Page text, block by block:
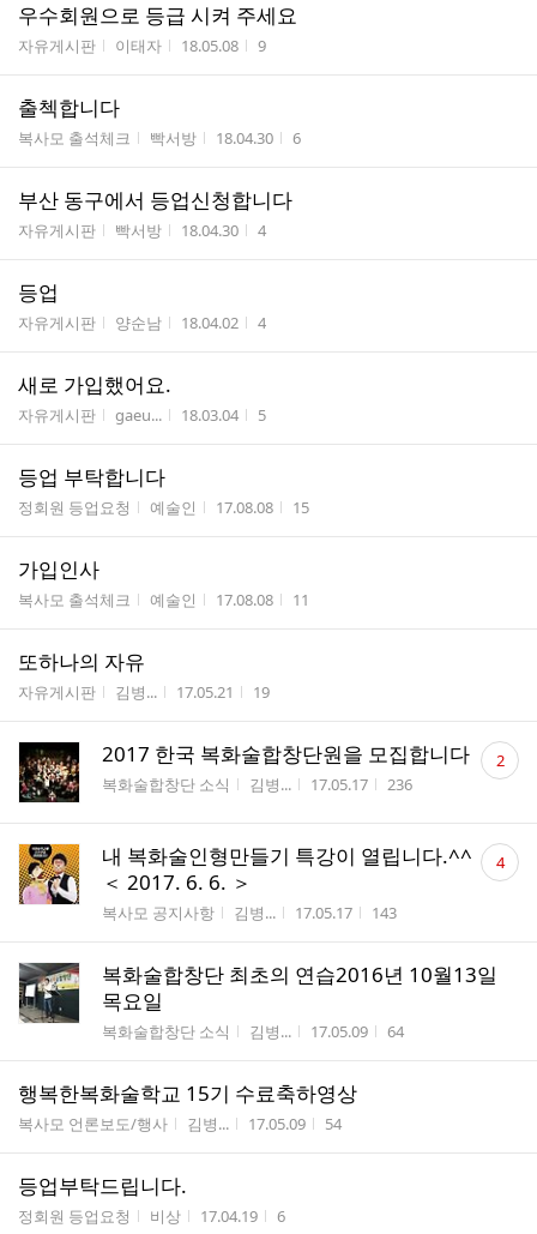
우수회원으로 등급 시켜 주세요
게시판명
자유게시판 작성자
이태자 작성시간
18.05.08 조회수
9
출첵합니다
게시판명
복사모 출석체크 작성자
빡서방 작성시간
18.04.30 조회수
6
부산 동구에서 등업신청합니다
게시판명
자유게시판 작성자
빡서방 작성시간
18.04.30 조회수
4
등업
게시판명
자유게시판 작성자
양순남 작성시간
18.04.02 조회수
4
새로 가입했어요.
게시판명
자유게시판 작성자
gaeu... 작성시간
18.03.04 조회수
5
등업 부탁합니다
게시판명
정회원 등업요청 작성자
예술인 작성시간
17.08.08 조회수
15
가입인사
게시판명
복사모 출석체크 작성자
예술인 작성시간
17.08.08 조회수
11
또하나의 자유
게시판명
자유게시판 작성자
김병... 작성시간
17.05.21 조회수
19
2017 한국 복화술합창단원을 모집합니다
게시판명
복화술합창단 소식 작성자
김병... 작성시간
17.05.17 조회수
236
댓
글 2
내 복화술인형만들기 특강이 열립니다.^^
＜ 2017. 6. 6. ＞
게시판명
복사모 공지사항 작성자
김병... 작성시간
17.05.17 조회수
143
댓
글 4
복화술합창단 최초의 연습2016년 10월13일
목요일
게시판명
복화술합창단 소식 작성자
김병... 작성시간
17.05.09 조회수
64
행복한복화술학교 15기 수료축하영상
게시판명
복사모 언론보도/행사 작성자
김병... 작성시간
17.05.09 조회수
54
등업부탁드립니다.
게시판명
정회원 등업요청 작성자
비상 작성시간
17.04.19 조회수
6